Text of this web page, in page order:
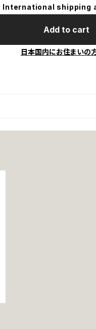
International shipping
Add to cart
日本国内にお住まいの